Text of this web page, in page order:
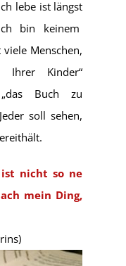
lebe ist längst
bin keinem
viele Menschen,
Ihrer Kinder“
Buch zu
soll sehen,
nicht so ne
mein Ding,